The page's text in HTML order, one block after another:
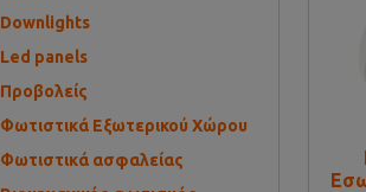
Downlights
Led panels
Προβολείς
Φωτιστικά Εξωτερικού Χώρου
Φωτιστικά ασφαλείας